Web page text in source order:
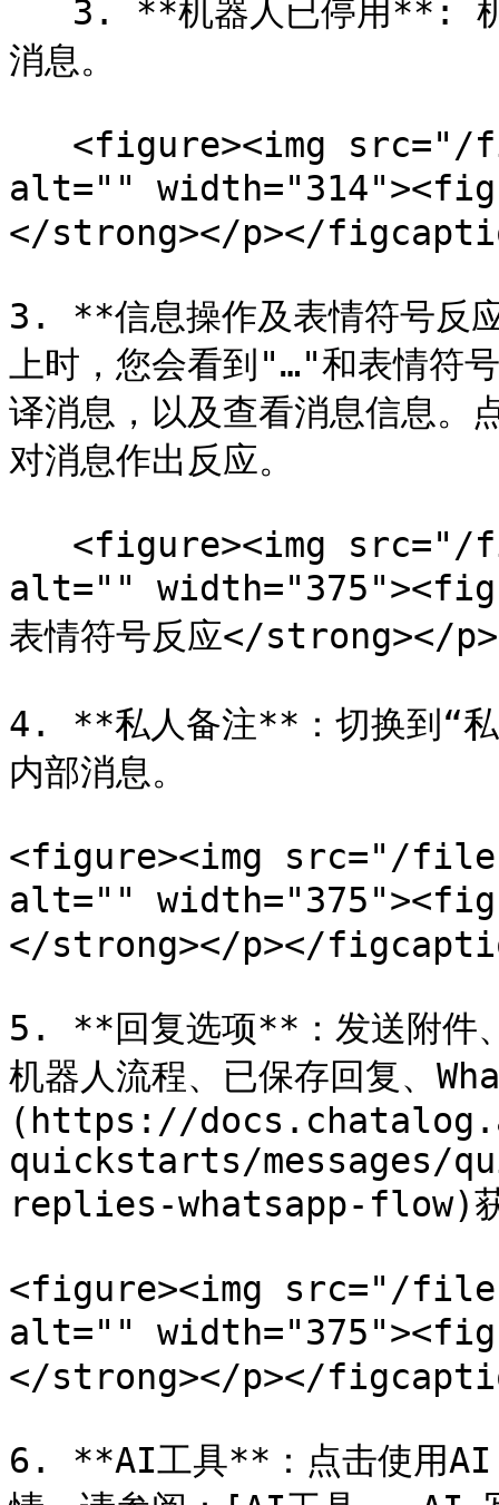
消息。
alt=""
</strong></p></
3. **信息操作及表情符号反
上时，您会看到"…"和表情符
译消息，以及查看消息信息。
对消息作出反应。
alt=""
表情符号反应</
4. **私人备注**：切换到“私
内部消息。
<figure><img src="/files/
alt=""
</strong></p></
5. **回复选项**：发送附件
机器人流程、已保存回复、
(https://
quickstarts/messages/
replies-whatsapp-flow)获
<figure><img src="/files/
alt=""
</strong></p></
6. **AI工具**：点击使用AI